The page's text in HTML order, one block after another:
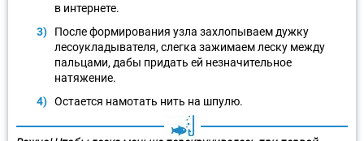
в интернете.
После формирования узла захлопываем дужку
лесоукладывателя, слегка зажимаем леску между
пальцами, дабы придать ей незначительное
натяжение.
Остается намотать нить на шпулю.